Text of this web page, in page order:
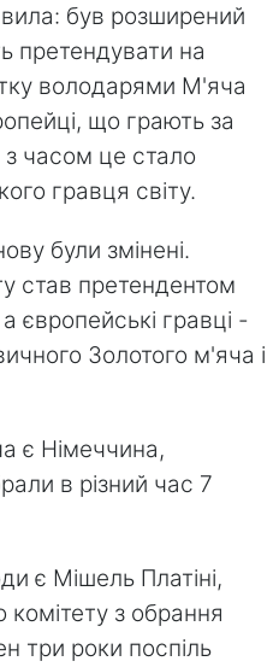
був розширений
претендувати на
володарями М'яча
що грають за
часом це стало
гравця світу.
були змінені.
став претендентом
європейські гравці -
Золотого м'яча і
є Німеччина,
в різний час 7
є Мішель Платіні,
комітету з обрання
три роки поспіль